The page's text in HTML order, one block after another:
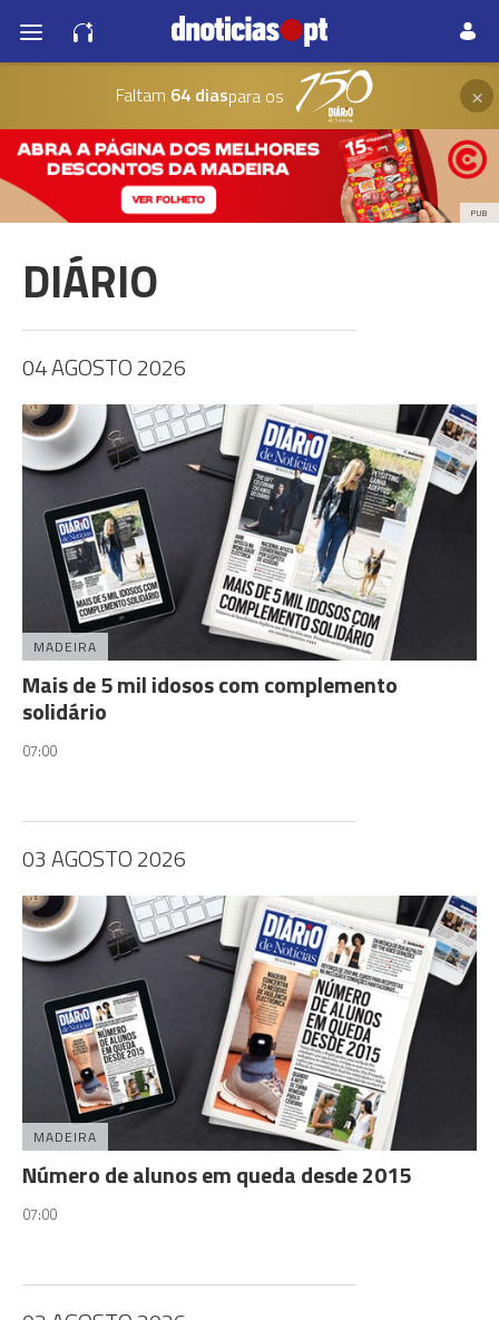
Faltam 64 diaspara os ×
PUB
DIÁRIO
04 AGOSTO 2026
MADEIRA
Mais de 5 mil idosos com complemento
solidário
07:00
03 AGOSTO 2026
MADEIRA
Número de alunos em queda desde 2015
07:00